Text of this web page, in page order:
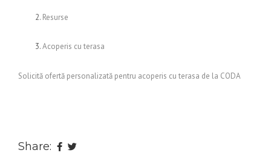
Resurse
Acoperis cu terasa
Solicită ofertă personalizată pentru acoperis cu terasa de la CODA
Share: